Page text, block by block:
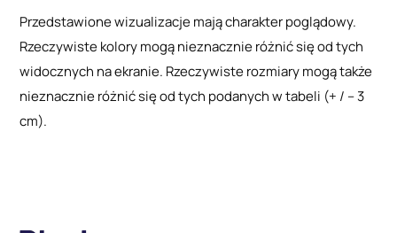
Przedstawione wizualizacje mają charakter poglądowy.
Rzeczywiste kolory mogą nieznacznie różnić się od tych
widocznych na ekranie. Rzeczywiste rozmiary mogą także
nieznacznie różnić się od tych podanych w tabeli (+ / – 3
cm).